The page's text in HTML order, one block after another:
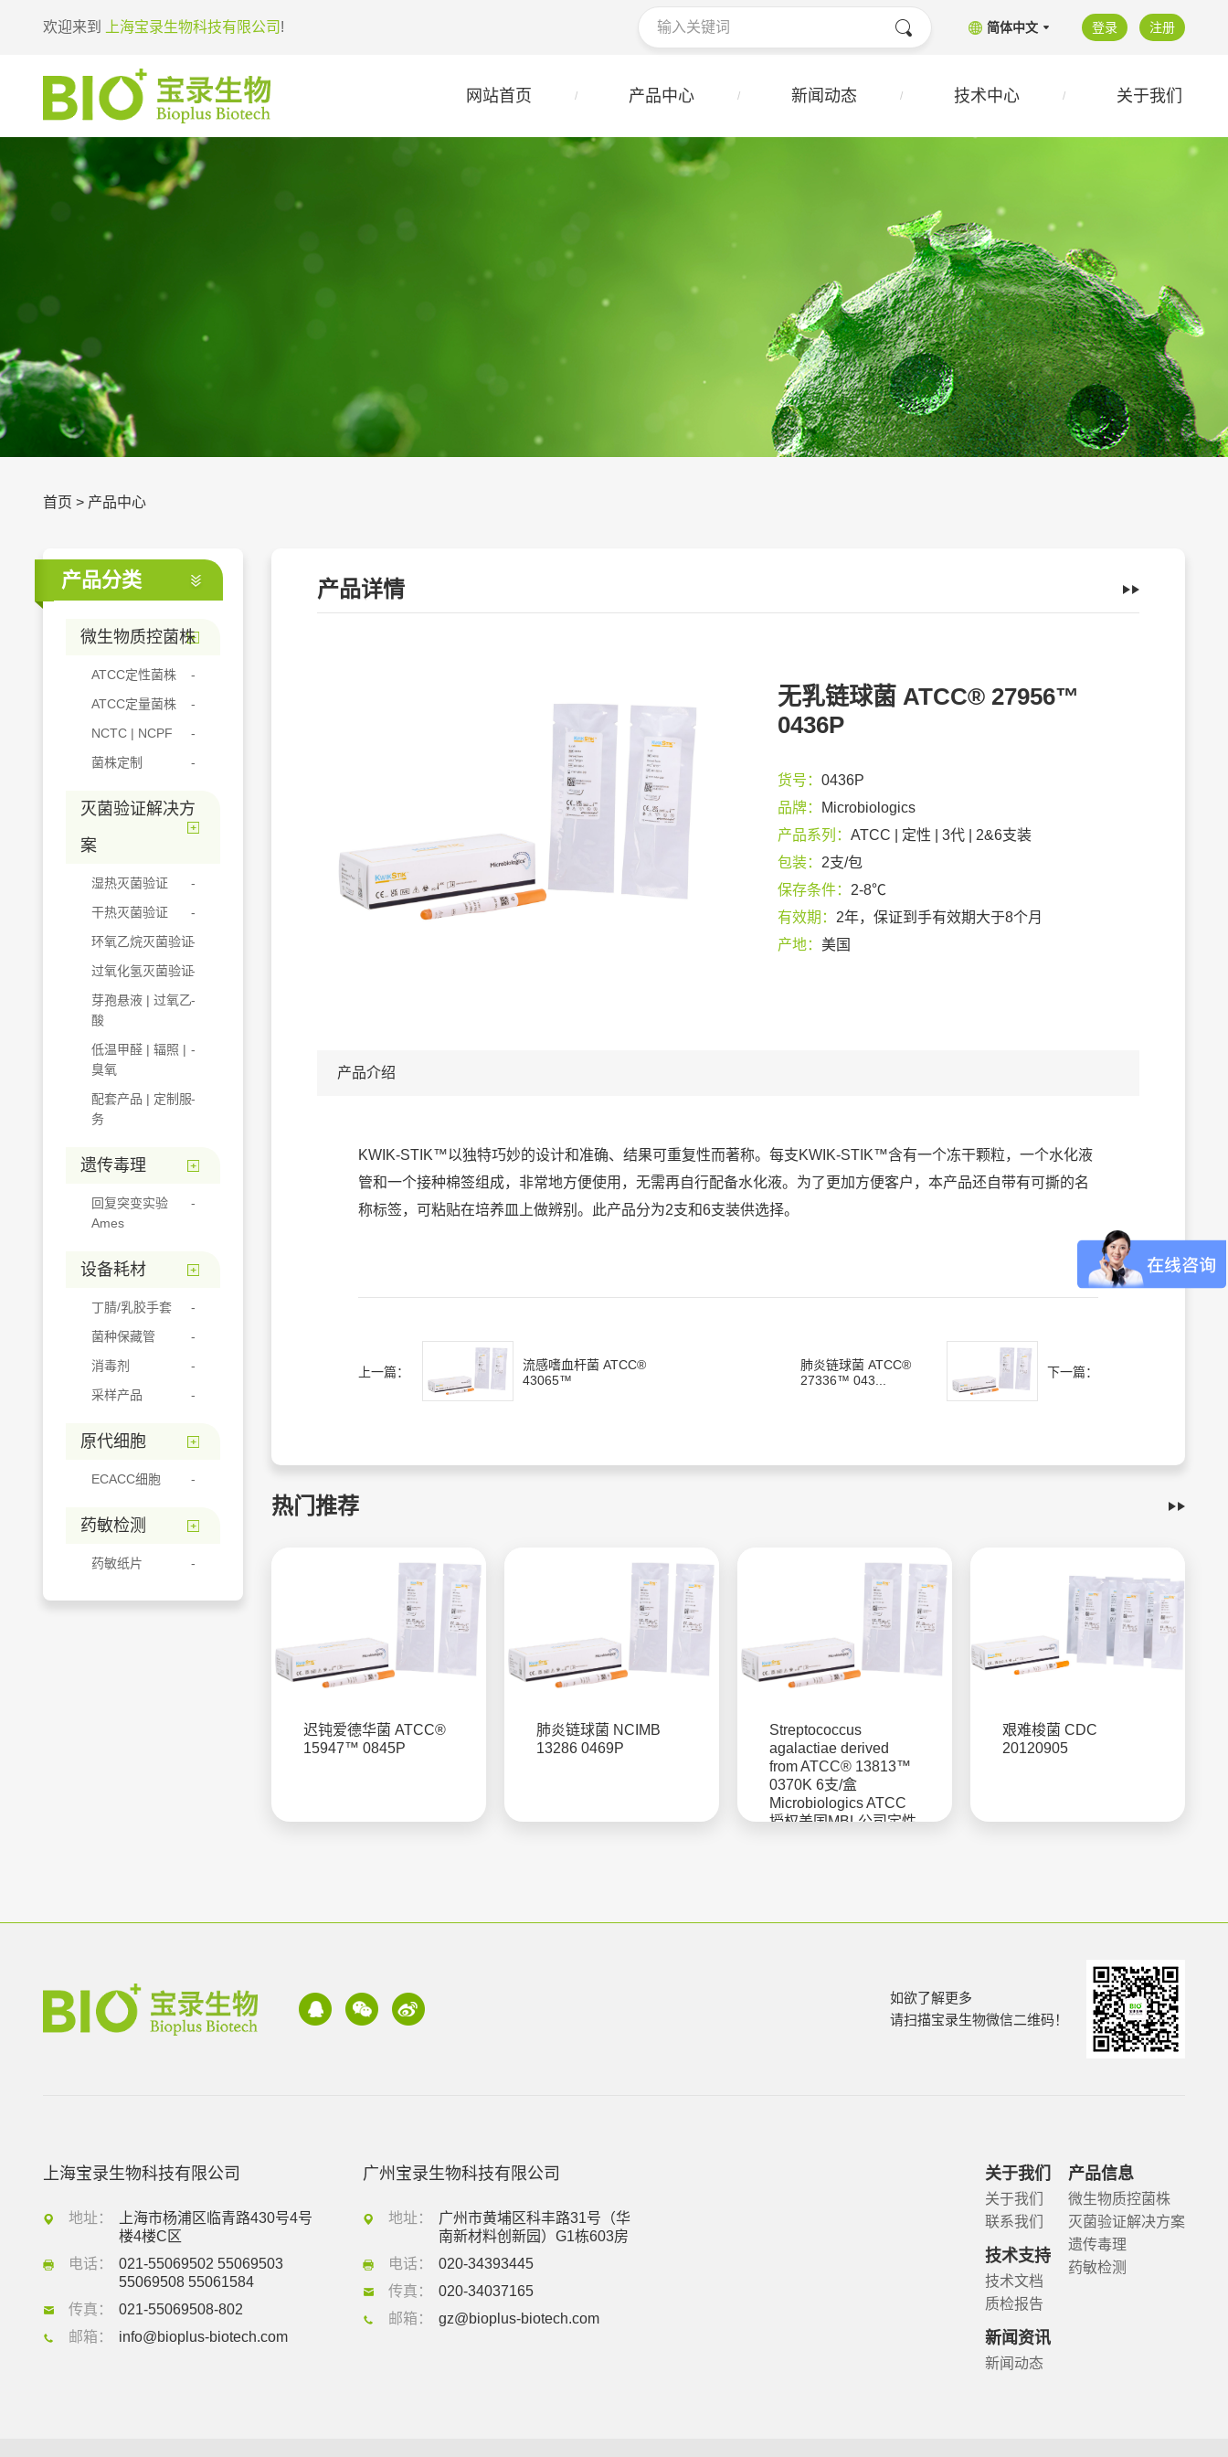
欢迎来到 上海宝录生物科技有限公司 ! 简体中文 登录 注册
网站首页 产品中心 新闻动态 技术中心 关于我们
首页 > 产品中心
产品分类
微生物质控菌株
ATCC定性菌株
ATCC定量菌株
NCTC | NCPF
菌株定制
灭菌验证解决方
案
湿热灭菌验证
干热灭菌验证
环氧乙烷灭菌验证
过氧化氢灭菌验证
芽孢悬液 | 过氧乙
酸
低温甲醛 | 辐照 |
臭氧
配套产品 | 定制服
务
遗传毒理
回复突变实验
Ames
设备耗材
丁腈/乳胶手套
菌种保藏管
消毒剂
采样产品
原代细胞
ECACC细胞
药敏检测
药敏纸片
产品详情
无乳链球菌 ATCC® 27956™
0436P
货号： 0436P
品牌：
Microbiologics
产品系列： ATCC | 定性 | 3代 | 2&6支装
包装： 2支/包
保存条件： 2-8℃
有效期： 2年，保证到手有效期大于8个月
产地： 美国
产品介绍
KWIK-STIK™以独特巧妙的设计和准确、结果可重复性而著称。每支KWIK-STIK™含有一个冻干颗粒，一个水化液
管和一个接种棉签组成，非常地方便使用，无需再自行配备水化液。为了更加方便客户，本产品还自带有可撕的名
称标签，可粘贴在培养皿上做辨别。此产品分为2支和6支装供选择。
上一篇：
流感嗜血杆菌 ATCC®
43065™
肺炎链球菌 ATCC®
27336™ 043...
下一篇：
热门推荐
迟钝爱德华菌 ATCC®
15947™ 0845P
肺炎链球菌 NCIMB
13286 0469P
Streptococcus
agalactiae derived
from ATCC® 13813™
0370K 6支/盒
Microbiologics ATCC
授权美国MBL公司定性
艰难梭菌 CDC
20120905
如欲了解更多
请扫描宝录生物微信二维码！
上海宝录生物科技有限公司
地址：
上海市杨浦区临青路430号4号
楼4楼C区
电话：
021-55069502 55069503
55069508 55061584
传真：
021-55069508-802
邮箱：
info@bioplus-biotech.com
广州宝录生物科技有限公司
地址：
广州市黄埔区科丰路31号（华
南新材料创新园）G1栋603房
电话：
020-34393445
传真：
020-34037165
邮箱：
gz@bioplus-biotech.com
关于我们
关于我们
联系我们
技术支持
技术文档
质检报告
新闻资讯
新闻动态
产品信息
微生物质控菌株
灭菌验证解决方案
遗传毒理
药敏检测